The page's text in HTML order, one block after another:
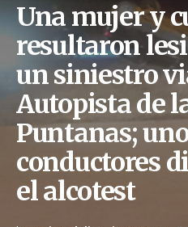
Una mujer y
resultaron
un siniestro
Autopista de
Puntanas;
conductores
el alcotest